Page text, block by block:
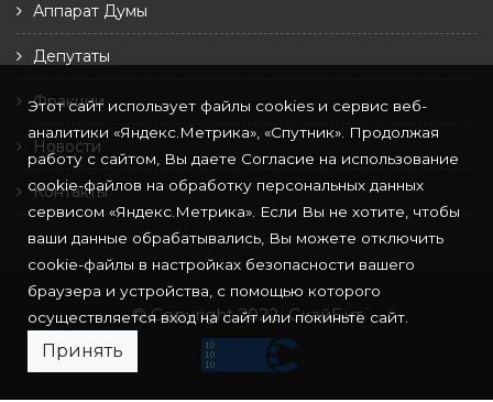
Аппарат Думы
Депутаты
Фракции
Новости
Контакты
© Copyright 2022 СкайБит
Этот сайт использует файлы cookies и сервис веб-
аналитики «Яндекс.Метрика», «Спутник». Продолжая
работу с сайтом, Вы даете Согласие на использование
cookie-файлов на обработку персональных данных
сервисом «Яндекс.Метрика». Если Вы не хотите, чтобы
ваши данные обрабатывались, Вы можете отключить
cookie-файлы в настройках безопасности вашего
браузера и устройства, с помощью которого
осуществляется вход на сайт или покиньте сайт.
Принять